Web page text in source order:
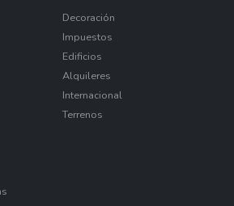
Decoración
Impuestos
Edificios
Alquileres
Internacional
Terrenos